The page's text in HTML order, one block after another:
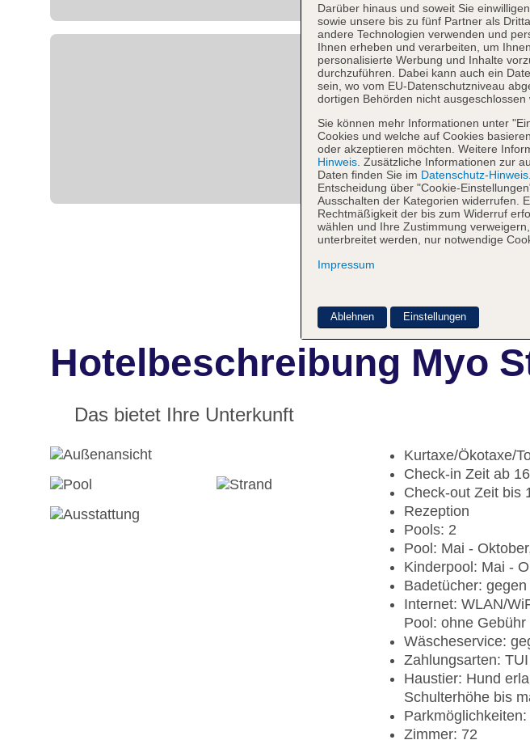
Hotelbeschreibung Myo
Das bietet Ihre Unterkunft
Kurtaxe/Ökotaxe/
Check-in Zeit ab
Check-out Zeit bis
Rezeption
Pools: 2
Pool: Mai -
Kinderpool: Mai -
Badetücher:
Internet: WLAN/
Pool: ohne Gebühr
Wäscheservice:
Zahlungsarten:
Haustier: Hund
Schulterhöhe bis
Zimmer: 72
Darüber hinaus und soweit Sie
sowie unsere bis zu fünf Partner als
andere Technologien verwenden und
Ihnen erheben und verarbeiten, um
personalisierte Werbung und Inhalte
durchzuführen. Dabei kann auch ein
sein, wo vom EU-Datenschutzniveau
dortigen Behörden nicht ausgeschlossen
Sie können mehr Informationen unter
Cookies und welche auf Cookies
oder akzeptieren möchten. Weitere
Hinweis . Zusätzliche Informationen zur
Daten finden Sie im Datenschutz-Hinweis
Entscheidung über "Cookie-
Ausschalten der Kategorien widerrufen.
Rechtmäßigkeit der bis zum Widerruf
wählen und Ihre Zustimmung
unterbreitet werden, nur notwendige
Impressum
Ablehnen Einstellungen